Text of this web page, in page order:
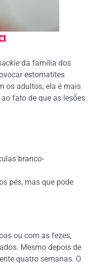
da família dos
estomatites
os adultos, ela é mais
fato de que as lesões
branco-
pés, mas que pode
ou com as fezes,
Mesmo depois de
quatro semanas. O